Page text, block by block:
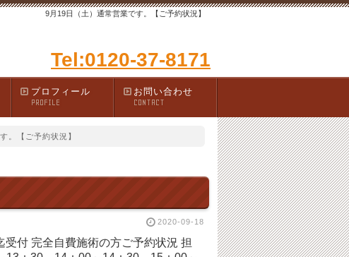
9月19日（土）通常営業です。【ご予約状況】
Tel:0120-37-8171
プロフィール
PROFILE
お問い合わせ
CONTACT
。【ご予約状況】
2020-09-18
付 完全自費施術の方ご予約状況 担